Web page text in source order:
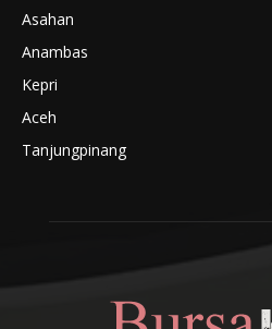
Asahan
Anambas
Kepri
Aceh
Tanjungpinang